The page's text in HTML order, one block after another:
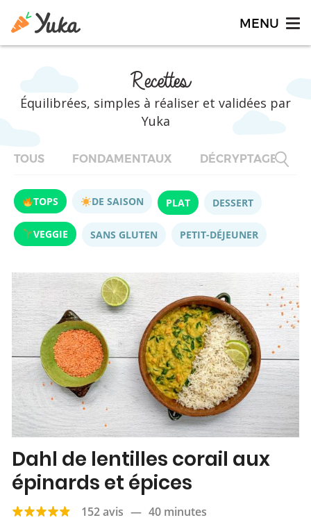
Recettes
Équilibrées, simples à réaliser et validées par
Yuka
TOUS FONDAMENTAUX DÉCRYPTAGES
TOPS DE SAISON PLAT DESSERT
VEGGIE SANS GLUTEN PETIT-DÉJEUNER
Dahl de lentilles corail aux
épinards et épices
152 avis — 40 minutes